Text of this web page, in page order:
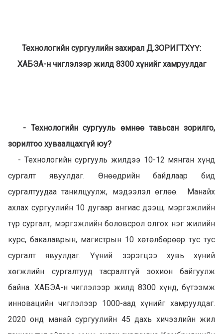
Технологийн сургуулийн захирал Д.ЗОРИГТХҮҮ:
ХАБЭА-н чиглэлээр жилд 8300 хүнийг хамруулдаг
- Технологийн сургууль өмнөө тавьсан зорилго,
зорилтоо хуваалцахгүй юу?
- Технологийн сургууль жилдээ 10-12 мянган хүнд
сургалт явуулдаг. Өнөөдрийн байдлаар бид
сургалтуудаа танилцуулж, мэдээлэл өглөө. Манайх
ахлах сургуулийн 10 дугаар ангиас дээш, мэргэжлийн
түр сургалт, мэргэжлийн боловсрол олгох нэг жилийн
курс, бакалаврын, магистрын 10 хөтөлбөрөөр тус тус
сургалт явуулдаг. Үүний зэрэгцээ хувь хүний
хөгжлийн сургалтууд тасралтгүй зохион байгуулж
байна. ХАБЭА-н чиглэлээр жилд 8300 хүнд, бүтээмж
инновацийн чиглэлээр 1000-аад хүнийг хамруулдаг.
2020 онд манай сургуулийн 45 дахь хичээлийн жил